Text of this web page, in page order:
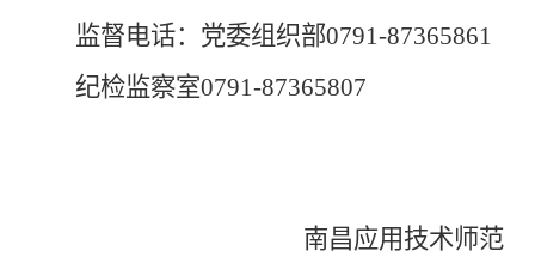
监督电话：党委组织部0791-87365861
纪检监察室0791-87365807
南昌应用技术师范